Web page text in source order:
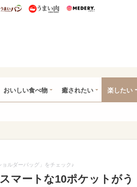
特集
いめし うまいパン うまい肉
おいしい食べ物 癒されたい 楽したい
ルダーバッグ」をチェック♪
マートな10ポケットがう